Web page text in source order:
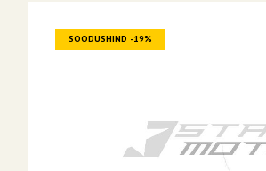
Skip
SOODUSHIND -19%